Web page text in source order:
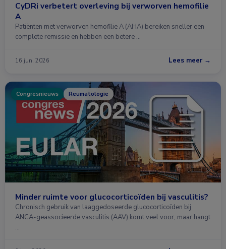
CyDRi verbetert overleving bij verworven hemofilie
A
Patiënten met verworven hemofilie A (AHA) bereiken sneller een
complete remissie en hebben een betere …
16 jun. 2026 Lees meer →
Congresnieuws Reumatologie
Minder ruimte voor glucocorticoïden bij vasculitis?
Chronisch gebruik van laaggedoseerde glucocorticoïden bij
ANCA-geassocieerde vasculitis (AAV) komt veel voor, maar hangt
…